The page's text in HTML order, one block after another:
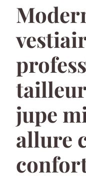
jupe
allure